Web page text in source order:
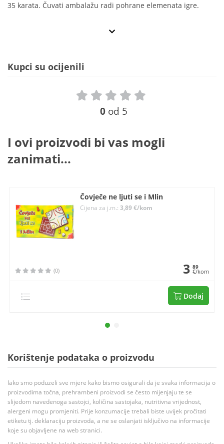
35 karata. Čuvati ambalažu radi pohrane elemenata igre.
Kupci su ocijenili
0 od 5
I ovi proizvodi bi vas mogli
zanimati...
Čovječe ne ljuti se i Mlin
Cijena za j.m.:3,89 €/kom
(0) 3 89
€/kom
Dodaj
Korištenje podataka o proizvodu
Iako smo poduzeli sve mjere kako bismo osigurali da je svaka informacija o
proizvodima točna, prehrambeni proizvodi se često mijenjaju te se
slijedom navedenoga sastojci, količina sastojaka, nutritivna vrijednost,
alergeni mogu promjeniti. Prije konzumacije trebali biste uvijek pročitati
etiketu tj. deklaraciju proizvoda, a ne se oslanjati isključivo na informacije
koje su objavljene na web stranici.